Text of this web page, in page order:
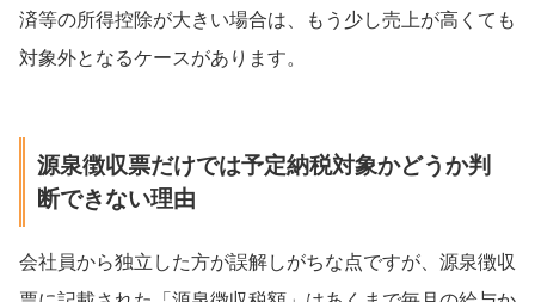
済等の所得控除が大きい場合は、もう少し売上が高くても
対象外となるケースがあります。
源泉徴収票だけでは予定納税対象かどうか判
断できない理由
会社員から独立した方が誤解しがちな点ですが、源泉徴収